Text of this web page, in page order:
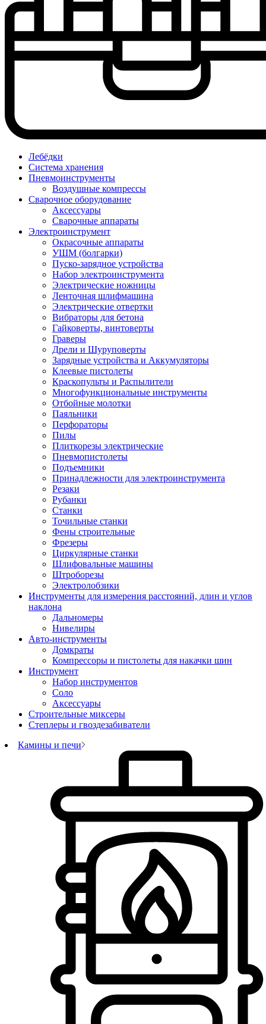
Лебёдки
Система хранения
Пневмоинструменты
Воздушные компрессы
Сварочное оборудование
Аксессуары
Сварочные аппараты
Электроинструмент
Окрасочные аппараты
УШМ (болгарки)
Пуско-зарядное устройства
Набор электроинструмента
Электрические ножницы
Ленточная шлифмашина
Электрические отвертки
Вибраторы для бетона
Гайковерты, винтоверты
Граверы
Дрели и Шуруповерты
Зарядные устройства и Аккумуляторы
Клеевые пистолеты
Краскопульты и Распылители
Многофункциональные инструменты
Отбойные молотки
Паяльники
Перфораторы
Пилы
Плиткорезы электрические
Пневмопистолеты
Подъемники
Принадлежности для электроинструмента
Резаки
Рубанки
Станки
Точильные станки
Фены строительные
Фрезеры
Циркулярные станки
Шлифовальные машины
Штроборезы
Электролобзики
Инструменты для измерения расстояний, длин и углов
наклона
Дальномеры
Нивелиры
Авто-инструменты
Домкраты
Компрессоры и пистолеты для накачки шин
Инструмент
Набор инструментов
Соло
Аксессуары
Строительные миксеры
Степлеры и гвоздезабиватели
Камины и печи